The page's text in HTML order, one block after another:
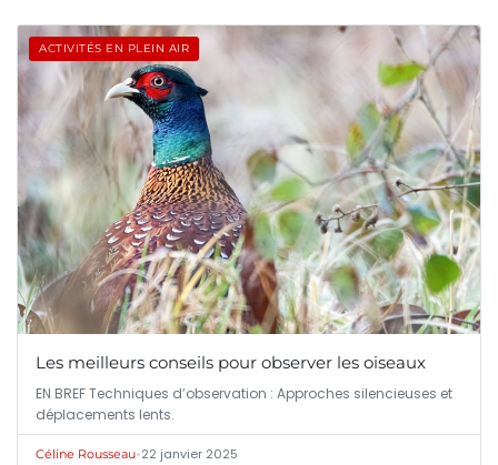
ACTIVITÉS EN PLEIN AIR
Les meilleurs conseils pour observer les oiseaux
EN BREF Techniques d’observation : Approches silencieuses et
déplacements lents.
Céline Rousseau•22 janvier 2025